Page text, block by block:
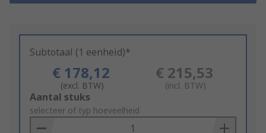
Subtotaal (1 eenheid)*
€ 178,12
(excl. BTW)
€ 215,53
(incl. BTW)
Add
to
Basket
Aantal stuks
selecteer of typ hoeveelheid